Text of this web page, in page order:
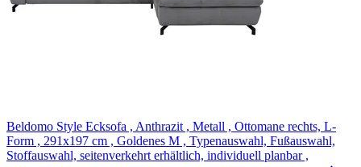
Beldomo Style Ecksofa , Anthrazit , Metall , Ottomane rechts, L-
Form , 291x197 cm , Goldenes M , Typenauswahl, Fußauswahl,
Stoffauswahl, seitenverkehrt erhältlich, individuell planbar ,